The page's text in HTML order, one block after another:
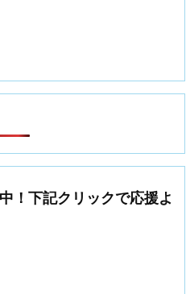
！下記クリックで応援よ